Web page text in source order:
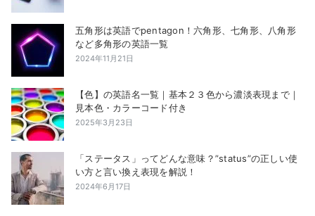
五角形は英語でpentagon！六角形、七角形、八角形
など多角形の英語一覧
2024年11月21日
【色】の英語名一覧｜基本２３色から濃淡表現まで｜
見本色・カラーコード付き
2025年3月23日
「ステータス」ってどんな意味？”status”の正しい使
い方と言い換え表現を解説！
2024年6月17日